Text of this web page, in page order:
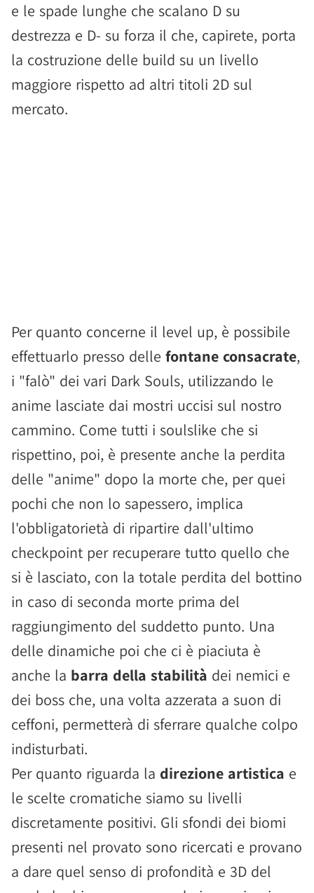
e le spade lunghe che scalano D su
destrezza e D- su forza il che, capirete, porta
la costruzione delle build su un livello
maggiore rispetto ad altri titoli 2D sul
mercato.
Per quanto concerne il level up, è possibile
effettuarlo presso delle fontane consacrate,
i "falò" dei vari Dark Souls, utilizzando le
anime lasciate dai mostri uccisi sul nostro
cammino. Come tutti i soulslike che si
rispettino, poi, è presente anche la perdita
delle "anime" dopo la morte che, per quei
pochi che non lo sapessero, implica
l'obbligatorietà di ripartire dall'ultimo
checkpoint per recuperare tutto quello che
si è lasciato, con la totale perdita del bottino
in caso di seconda morte prima del
raggiungimento del suddetto punto. Una
delle dinamiche poi che ci è piaciuta è
anche la barra della stabilità dei nemici e
dei boss che, una volta azzerata a suon di
ceffoni, permetterà di sferrare qualche colpo
indisturbati.
Per quanto riguarda la direzione artistica e
le scelte cromatiche siamo su livelli
discretamente positivi. Gli sfondi dei biomi
presenti nel provato sono ricercati e provano
a dare quel senso di profondità e 3D del